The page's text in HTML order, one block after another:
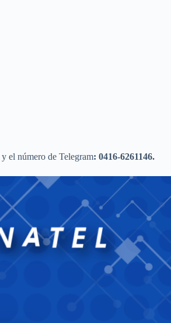
y el número de Telegram: 0416-6261146.